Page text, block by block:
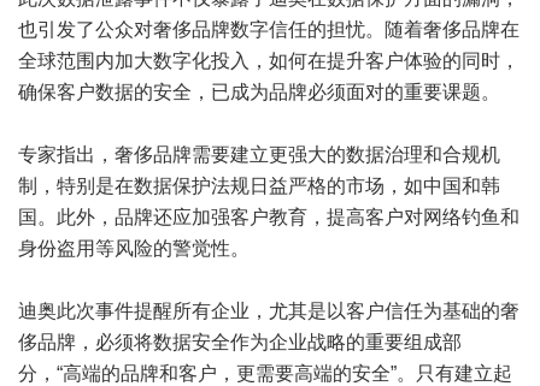
也引发了公众对奢侈品牌数字信任的担忧。随着奢侈品牌在
全球范围内加大数字化投入，如何在提升客户体验的同时，
确保客户数据的安全，已成为品牌必须面对的重要课题。
专家指出，奢侈品牌需要建立更强大的数据治理和合规机
制，特别是在数据保护法规日益严格的市场，如中国和韩
国。此外，品牌还应加强客户教育，提高客户对网络钓鱼和
身份盗用等风险的警觉性。
迪奥此次事件提醒所有企业，尤其是以客户信任为基础的奢
侈品牌，必须将数据安全作为企业战略的重要组成部
分，“高端的品牌和客户，更需要高端的安全”。只有建立起